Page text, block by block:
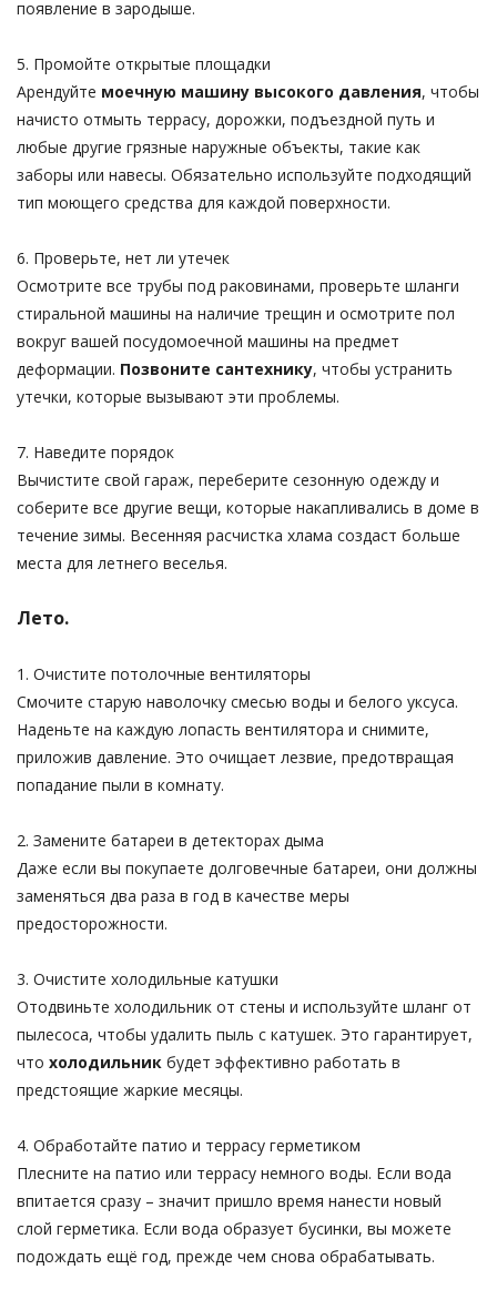
появление в зародыше.
5. Промойте открытые площадки
Арендуйте моечную машину высокого давления, чтобы
начисто отмыть террасу, дорожки, подъездной путь и
любые другие грязные наружные объекты, такие как
заборы или навесы. Обязательно используйте подходящий
тип моющего средства для каждой поверхности.
6. Проверьте, нет ли утечек
Осмотрите все трубы под раковинами, проверьте шланги
стиральной машины на наличие трещин и осмотрите пол
вокруг вашей посудомоечной машины на предмет
деформации. Позвоните сантехнику, чтобы устранить
утечки, которые вызывают эти проблемы.
7. Наведите порядок
Вычистите свой гараж, переберите сезонную одежду и
соберите все другие вещи, которые накапливались в доме в
течение зимы. Весенняя расчистка хлама создаст больше
места для летнего веселья.
Лето.
1. Очистите потолочные вентиляторы
Смочите старую наволочку смесью воды и белого уксуса.
Наденьте на каждую лопасть вентилятора и снимите,
приложив давление. Это очищает лезвие, предотвращая
попадание пыли в комнату.
2. Замените батареи в детекторах дыма
Даже если вы покупаете долговечные батареи, они должны
заменяться два раза в год в качестве меры
предосторожности.
3. Очистите холодильные катушки
Отодвиньте холодильник от стены и используйте шланг от
пылесоса, чтобы удалить пыль с катушек. Это гарантирует,
что холодильник будет эффективно работать в
предстоящие жаркие месяцы.
4. Обработайте патио и террасу герметиком
Плесните на патио или террасу немного воды. Если вода
впитается сразу – значит пришло время нанести новый
слой герметика. Если вода образует бусинки, вы можете
подождать ещё год, прежде чем снова обрабатывать.